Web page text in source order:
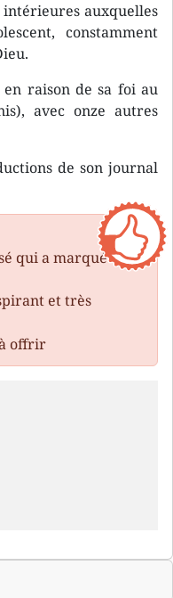
auxquelles
constamment
raison de sa foi au
avec onze autres
de son journal
qui a marqué
et très
offrir